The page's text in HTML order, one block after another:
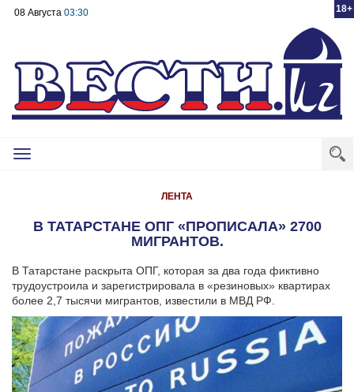
18+
08 Августа 03:30
Toggle
ЛЕНТА
В ТАТАРСТАНЕ ОПГ «ПРОПИСАЛА» 2700
МИГРАНТОВ.
В Татарстане раскрыта ОПГ, которая за два года фиктивно
трудоустроила и зарегистрировала в «резиновых» квартирах
более 2,7 тысячи мигрантов, известили в МВД РФ.